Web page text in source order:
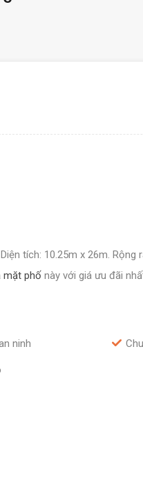
Diện tích: 10.25m x 26m.
mặt phố này với giá ưu đãi
ninh